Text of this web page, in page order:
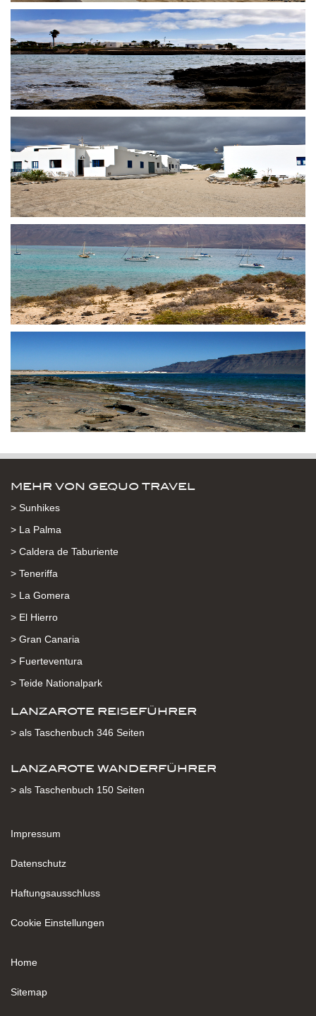
MEHR VON GEQUO TRAVEL
> Sunhikes
> La Palma
> Caldera de Taburiente
> Teneriffa
> La Gomera
> El Hierro
> Gran Canaria
> Fuerteventura
> Teide Nationalpark
LANZAROTE REISEFÜHRER
> als Taschenbuch 346 Seiten
LANZAROTE WANDERFÜHRER
> als Taschenbuch 150 Seiten
Impressum
Datenschutz
Haftungsausschluss
Cookie Einstellungen
Home
Sitemap